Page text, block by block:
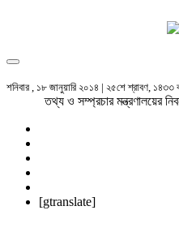
শনিবার , ১৮ জানুয়ারি ২০১৪ | ২৫শে শ্রাবণ, ১৪৩৩
তথ্য ও সম্প্রচার মন্ত্রণালয়ের
[gtranslate]